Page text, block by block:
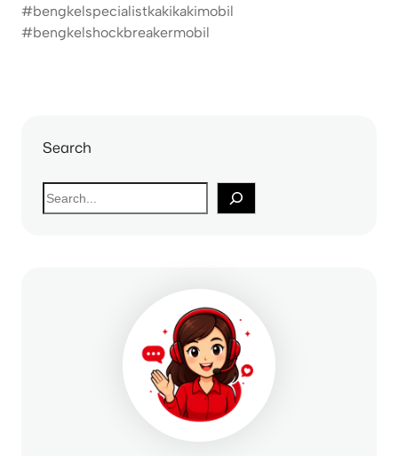
#bengkelspecialistkakikakimobil
#bengkelshockbreakermobil
Search
S
e